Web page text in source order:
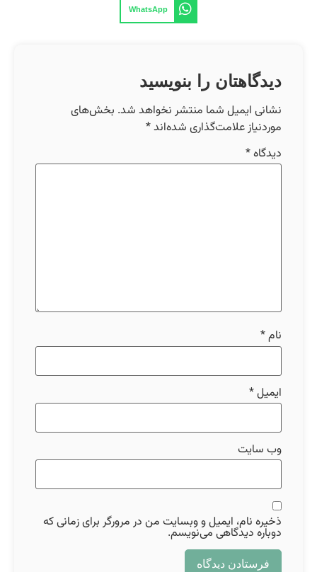
WhatsApp
دیدگاهتان را بنویسید
نشانی ایمیل شما منتشر نخواهد شد. بخش‌های
موردنیاز علامت‌گذاری شده‌اند*
دیدگاه*
نام*
ایمیل*
وب‌ سایت
ذخیره نام، ایمیل و وبسایت من در مرورگر برای زمانی که
دوباره دیدگاهی می‌نویسم.